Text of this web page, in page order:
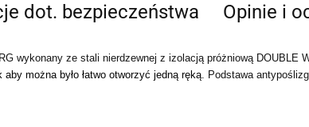
dot. bezpieczeństwa Opinie i
wykonany ze stali nierdzewnej z izolacją próżniową DOUBLE
można było łatwo otworzyć jedną ręką. Podstawa